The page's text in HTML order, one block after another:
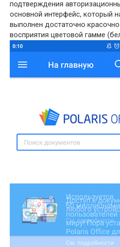
подтверждения
основной интерфейс, который
выполнен достаточно
восприятия цветовой гамме